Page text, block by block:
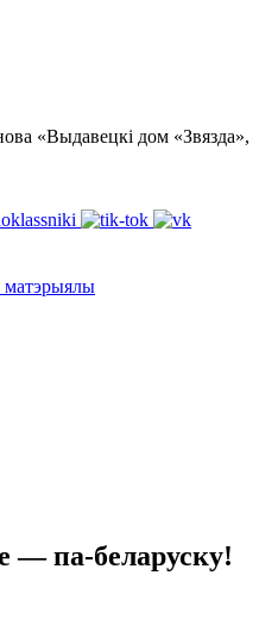
«Выдавецкі дом «Звязда»,
матэрыялы
— па-беларуску!